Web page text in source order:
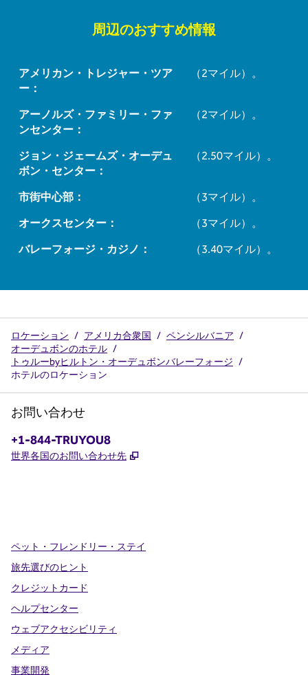
周辺のおすすめ情報
アメリカン・トレジャー・ツア
ー：
（2マイル）。
アーノルズ・ファミリー・ファ
ンセンター：
（2マイル）。
ジョン・ジェームズ・オーデュ
ボン・センター：
（2.50マイル）。
市街中心部：
（3マイル）。
オークスセンター：
（3マイル）。
バレーフォージ・カジノ：
（3.40マイル）。
ロケーション / アメリカ合衆国 / ペンシルバニア /
オーデュボンのホテル /
トゥルーbyヒルトン・オーデュボンバレーフォージ /
ホテルのロケーション
お問い合わせ
電話番号：
+1-844-TRUYOU8
世界各国のお問い合わせ先 ,
ペット・フレンドリー・ステイ
旅先選びのヒント
クレジットカード
ヘルプセンター
ウェブアクセシビリティ
メディア
事業開発